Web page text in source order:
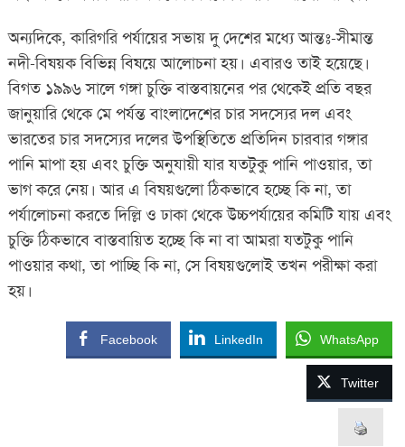
অন্যদিকে, কারিগরি পর্যায়ের সভায় দু দেশের মধ্যে আন্তঃ-সীমান্ত
নদী-বিষয়ক বিভিন্ন বিষয়ে আলোচনা হয়। এবারও তাই হয়েছে।
বিগত ১৯৯৬ সালে গঙ্গা চুক্তি বাস্তবায়নের পর থেকেই প্রতি বছর
জানুয়ারি থেকে মে পর্যন্ত বাংলাদেশের চার সদস্যের দল এবং
ভারতের চার সদস্যের দলের উপস্থিতিতে প্রতিদিন চারবার গঙ্গার
পানি মাপা হয় এবং চুক্তি অনুযায়ী যার যতটুকু পানি পাওয়ার, তা
ভাগ করে নেয়। আর এ বিষয়গুলো ঠিকভাবে হচ্ছে কি না, তা
পর্যালোচনা করতে দিল্লি ও ঢাকা থেকে উচ্চপর্যায়ের কমিটি যায় এবং
চুক্তি ঠিকভাবে বাস্তবায়িত হচ্ছে কি না বা আমরা যতটুকু পানি
পাওয়ার কথা, তা পাচ্ছি কি না, সে বিষয়গুলোই তখন পরীক্ষা করা
হয়।
Facebook LinkedIn WhatsApp
Twitter